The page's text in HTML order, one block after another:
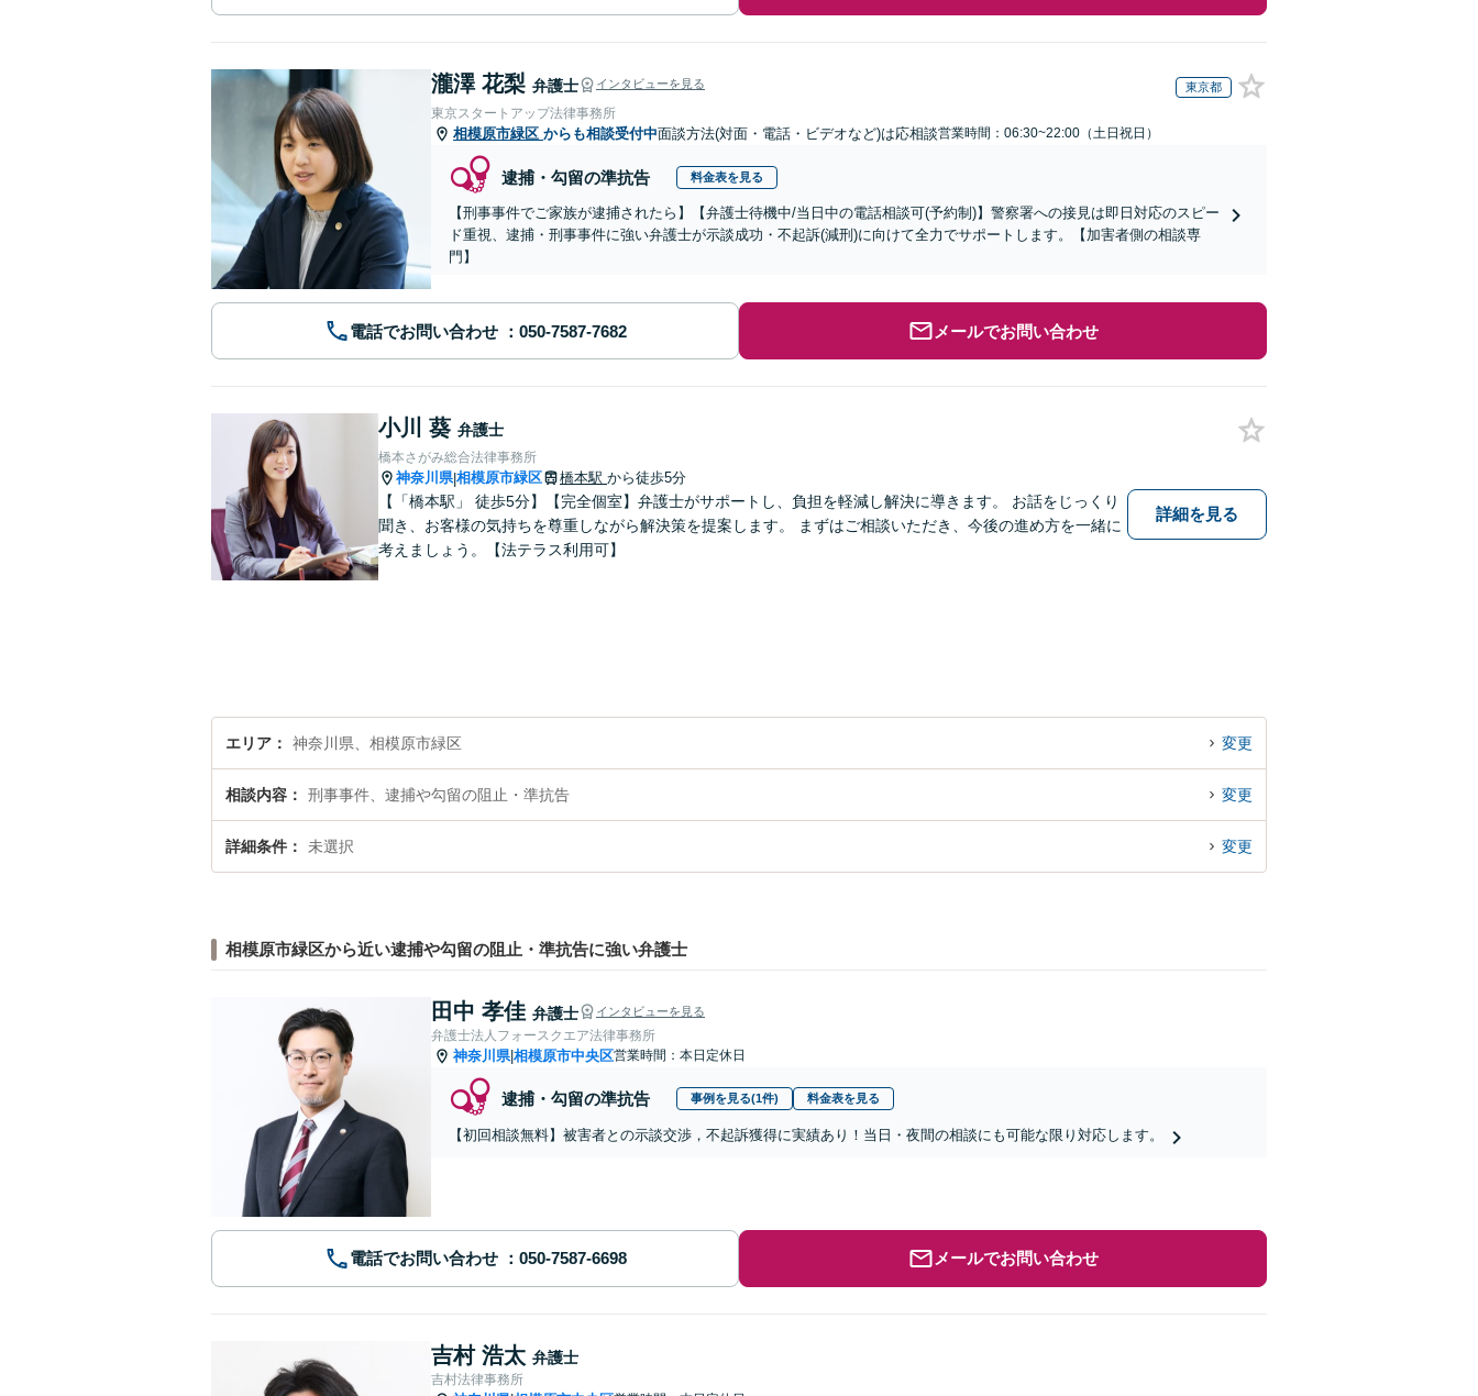
瀧澤 花梨 弁護士 インタビューを見る 東京都
東京スタートアップ法律事務所
相模原市緑区 からも相談受付中面談方法(対面・電話・ビデオなど)は応相談営業時間：06:30~22:00（土日祝日）
逮捕・勾留の準抗告 料金表を見る
【刑事事件でご家族が逮捕されたら】【弁護士待機中/当日中の電話相談可(予約制)】警察署への接見は即日対応のスピー
ド重視、逮捕・刑事事件に強い弁護士が示談成功・不起訴(減刑)に向けて全力でサポートします。【加害者側の相談専
門】
電話でお問い合わせ メールでお問い合わせ
小川 葵 弁護士
橋本さがみ総合法律事務所
神奈川県|相模原市緑区 橋本駅 から徒歩5分
【「橋本駅」 徒歩5分】【完全個室】弁護士がサポートし、負担を軽減し解決に導きます。 お話をじっくり
聞き、お客様の気持ちを尊重しながら解決策を提案します。 まずはご相談いただき、今後の進め方を一緒に
考えましょう。【法テラス利用可】
詳細を見る
エリア 神奈川県、相模原市緑区 変更
相談内容 刑事事件、逮捕や勾留の阻止・準抗告 変更
詳細条件 未選択 変更
相模原市緑区から近い逮捕や勾留の阻止・準抗告に強い弁護士
田中 孝佳 弁護士 インタビューを見る
弁護士法人フォースクエア法律事務所
神奈川県|相模原市中央区営業時間：本日定休日
逮捕・勾留の準抗告 事例を見る(1件) 料金表を見る
【初回相談無料】被害者との示談交渉，不起訴獲得に実績あり！当日・夜間の相談にも可能な限り対応します。
電話でお問い合わせ メールでお問い合わせ
吉村 浩太 弁護士
吉村法律事務所